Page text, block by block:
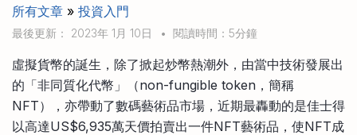
月供股票計劃
比較最抵月供計劃戶口
比較定存利率
信用卡
比較各種最優惠信用卡
其他網站
手機App與理財資訊
商業解決方案
所有文章 » 投資入門
最後更新： 2023年 1月 10日 • 閱讀時間：5分鐘
虛擬貨幣的誕生，除了掀起炒幣熱潮外，由當中技術發展出
的「非同質化代幣」（non-fungible token，簡稱
NFT），亦帶動了數碼藝術品市場，近期最轟動的是佳士得
以高達US$6,935萬天價拍賣出一件NFT藝術品，使NFT成